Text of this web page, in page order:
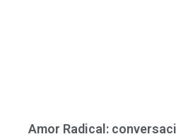
Amor Radical: